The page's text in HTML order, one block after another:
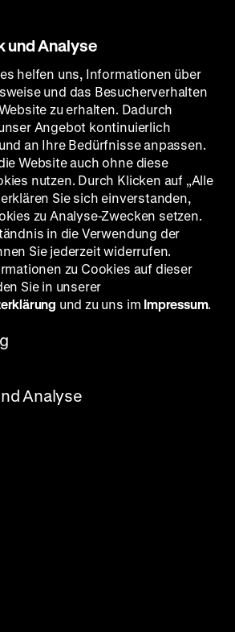
Game
Porumboiu, Corneliu Porumboiu,
um 19 UhrArmee und
ein Jahr später im gleichen
den Barrikaden des
gegenüberstehen. Noch ist
des Regisseurs Corneliu
Schiedsrichter das Fußballspiel
den Rivalen Steaua, dem
Bucuresti, dem Verein des
Porumboiu lässt die historische
Fernsehübertragung als Filmbild
Adrian sich einst dafür
laufen zu lassen, im Matsch, im
hinweg. Auf der Tonspur
und Sohn über Spielzüge und
und Politik, bis die
Aufnahme und das Offscreen des
entwickeln, die der Sohn mit
Eine genialisch einfache
über Entscheidungen, Biografien
Filmemachen und die nie zu
(ir)
vermerkt.
und Analyse
helfen uns, Informationen über
und das Besucherverhalten
zu erhalten. Dadurch
Angebot kontinuierlich
an Ihre Bedürfnisse anpassen.
Website auch ohne diese
nutzen. Durch Klicken auf „Alle
Sie sich einverstanden,
zu Analyse-Zwecken setzen.
in die Verwendung der
Sie jederzeit widerrufen.
zu Cookies auf dieser
Sie in unserer
und zu uns im Impressum.
Analyse